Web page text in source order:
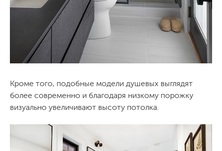
Кроме того, подобные модели душевых выглядят
более современно и благодаря низкому порожку
визуально увеличивают высоту потолка.